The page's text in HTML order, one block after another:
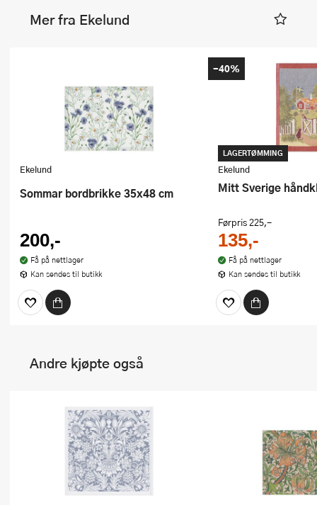
Mer fra Ekelund
Ekelund
Sommar bordbrikke 35x48 cm
200,-
Få på nettlager
Kan sendes til butikk
LAGERTØMMING
Ekelund
Mitt Sverige
Førpris225,-
135,-
Få på nettlager
Kan sendes til butikk
-40%
Andre kjøpte også